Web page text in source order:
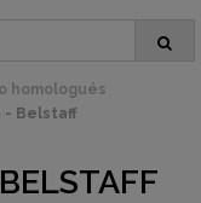
homologués
- Belstaff